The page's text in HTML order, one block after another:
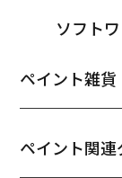
ソフト
ペイント雑貨
ペイント関連